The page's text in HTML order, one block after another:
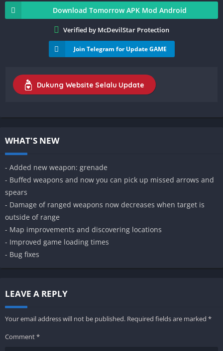
Download Tomorrow APK Mod Android
Verified by McDevilStar Protection
Join Telegram for Update GAME
Dukung Website Selalu Update
WHAT'S NEW
- Added new weapon: grenade
- Buffed weapons and now you can pick up missed arrows and
spears
- Damage of ranged weapons now decreases when target is
outside of range
- Map improvements and discovering locations
- Improved game loading times
- Bug fixes
LEAVE A REPLY
Your email address will not be published. Required fields are marked *
Comment*